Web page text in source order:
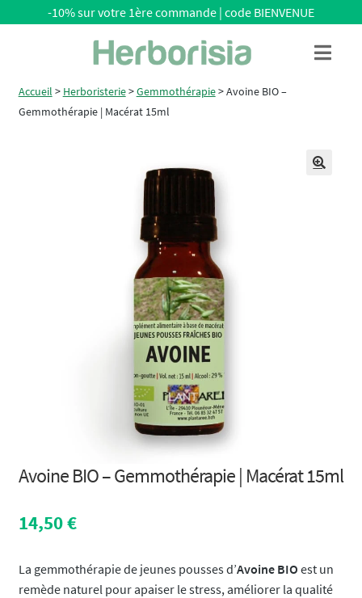
navigation
-10% sur votre 1ère commande | code BIENVENUE
Menu
Accueil > Herboristerie>Gemmothérapie>Avoine BIO –
Gemmothérapie | Macérat 15ml
Avoine BIO – Gemmothérapie | Macérat 15ml
14,50€
La gemmothérapie de jeunes pousses d’Avoine BIO est un
remède naturel pour apaiser le stress, améliorer la qualité